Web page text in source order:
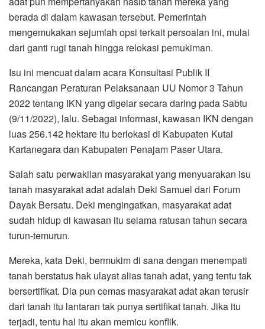
berada di dalam kawasan tersebut. Pemerintah
mengemukakan sejumlah opsi terkait persoalan ini, mulai
dari ganti rugi tanah hingga relokasi pemukiman.
Isu ini mencuat dalam acara Konsultasi Publik II
Rancangan Peraturan Pelaksanaan UU Nomor 3 Tahun
2022 tentang IKN yang digelar secara daring pada Sabtu
(9/11/2022), lalu. Sebagai informasi, kawasan IKN dengan
luas 256.142 hektare itu berlokasi di Kabupaten Kutai
Kartanegara dan Kabupaten Penajam Paser Utara.
Salah satu perwakilan masyarakat yang menyuarakan isu
tanah masyarakat adat adalah Deki Samuel dari Forum
Dayak Bersatu. Deki mengingatkan, masyarakat adat
sudah hidup di kawasan itu selama ratusan tahun secara
turun-temurun.
Mereka, kata Deki, bermukim di sana dengan menempati
tanah berstatus hak ulayat alias tanah adat, yang tentu tak
bersertifikat. Dia pun cemas masyarakat adat akan terusir
dari tanah itu lantaran tak punya sertifikat tanah. Jika itu
terjadi, tentu hal itu akan memicu konflik.